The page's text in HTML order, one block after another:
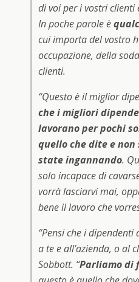
di voi per i vostri clienti
In poche parole è
cui importa del vostro
occupazione, della
clienti.
“Questo è il miglior
che i migliori
lavorano per pochi
quello che dite e non
state ingannando.
solo incapace di
vorrà lasciarvi mai,
bene il lavoro che
“Pensi che i
a te e all’azienda, o al
Sobbott. “Parliamo di